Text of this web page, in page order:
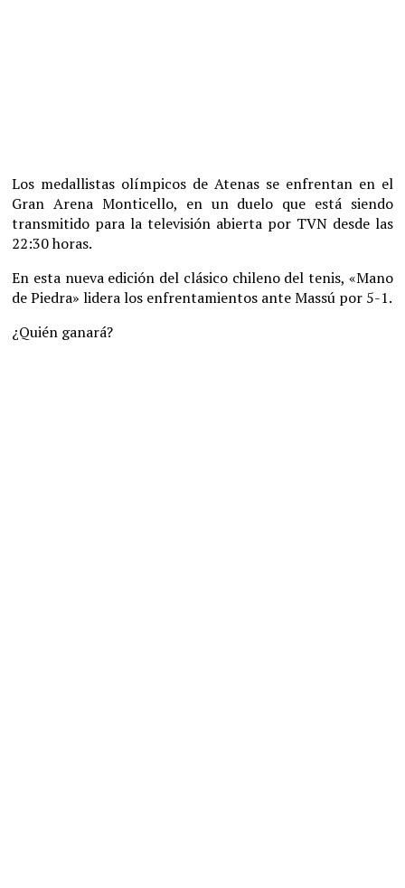
Los medallistas olímpicos de Atenas se enfrentan en el
Gran Arena Monticello, en un duelo que está siendo
transmitido para la televisión abierta por TVN desde las
22:30 horas.
En esta nueva edición del clásico chileno del tenis, «Mano
de Piedra» lidera los enfrentamientos ante Massú por 5-1.
¿Quién ganará?